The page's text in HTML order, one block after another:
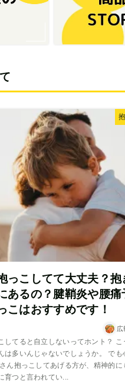
っこしてて大丈夫？抱
あるの？腱鞘炎や腰痛
こはおすすめです！
広
してると自立しないってホント？ こ
は多いんじゃないでしょうか。 でも
ん抱っこしてあげる方が、精神的に
育つと言われてい...